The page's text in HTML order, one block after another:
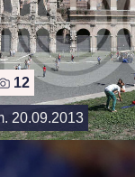
12
20.09.2013